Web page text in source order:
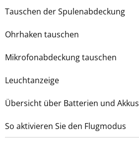
Tauschen der Spulenabdeckung
Ohrhaken tauschen
Mikrofonabdeckung tauschen
Leuchtanzeige
Übersicht über Batterien und Akkus
So aktivieren Sie den Flugmodus